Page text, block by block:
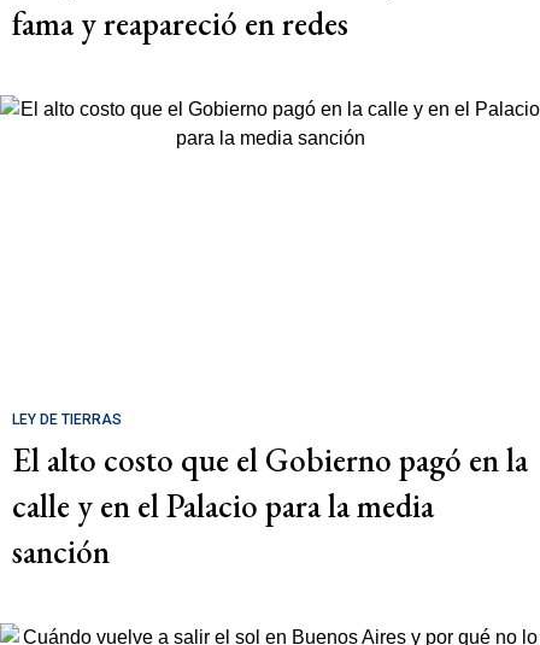
fama y reapareció en redes
LEY DE TIERRAS
El alto costo que el Gobierno pagó en la
calle y en el Palacio para la media
sanción